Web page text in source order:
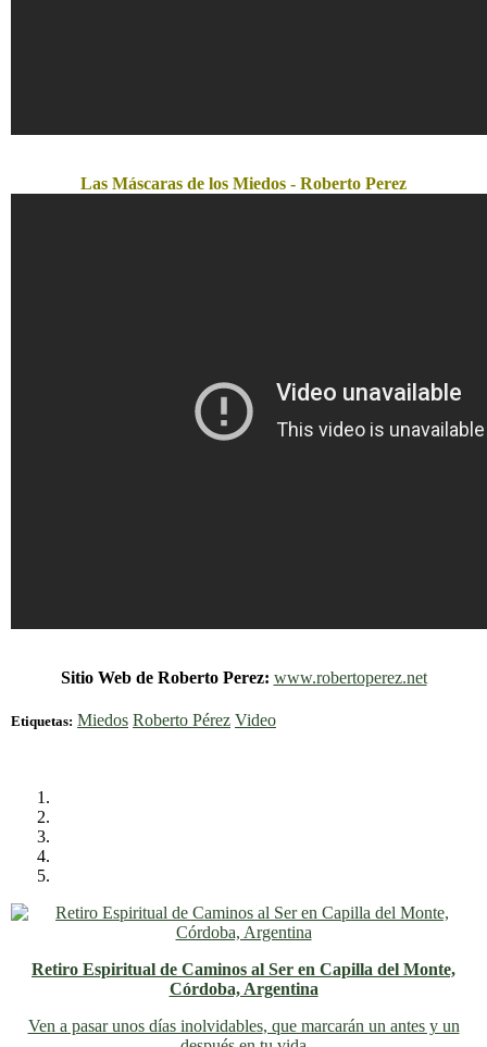
Las Máscaras de los Miedos - Roberto Perez
Sitio Web de Roberto Perez: www.robertoperez.net
Etiquetas: Miedos Roberto Pérez Video
Retiro Espiritual de Caminos al Ser en Capilla del Monte,
Córdoba, Argentina
Ven a pasar unos días inolvidables, que marcarán un antes y un